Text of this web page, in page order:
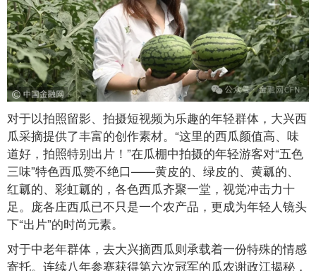
对于以拍照留影、拍摄短视频为乐趣的年轻群体，大兴西
瓜采摘提供了丰富的创作素材。“这里的西瓜颜值高、味
道好，拍照特别出片！”在瓜棚中拍摄的年轻游客对“五色
三味”特色西瓜赞不绝口——黄皮的、绿皮的、黄瓤的、
红瓤的、彩虹瓤的，各色西瓜齐聚一堂，视觉冲击力十
足。庞各庄西瓜已不只是一个农产品，更成为年轻人镜头
下“出片”的时尚元素。
对于中老年群体，去大兴摘西瓜则承载着一份特殊的情感
寄托。连续八年参赛获得第六次冠军的瓜农谢政江揭秘，